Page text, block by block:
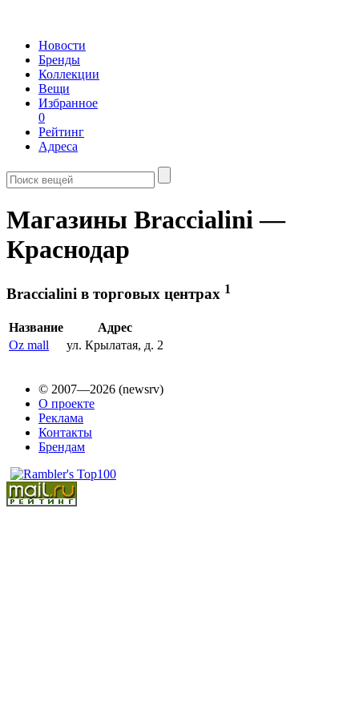
Новости
Бренды
Коллекции
Вещи
Избранное
0
Рейтинг
Адреса
Магазины Braccialini —
Краснодар
Braccialini в торговых центрах 1
Название
Адрес
Oz mall
ул. Крылатая, д. 2
© 2007—2026 (newsrv)
О проекте
Реклама
Контакты
Брендам